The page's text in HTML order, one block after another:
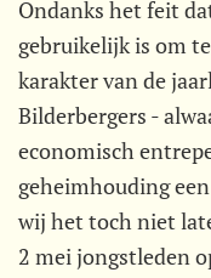
Ondanks het feit
gebruikelijk is om
karakter van de
Bilderbergers -
economisch
geheimhouding
wij het toch niet
2 mei jongstleden